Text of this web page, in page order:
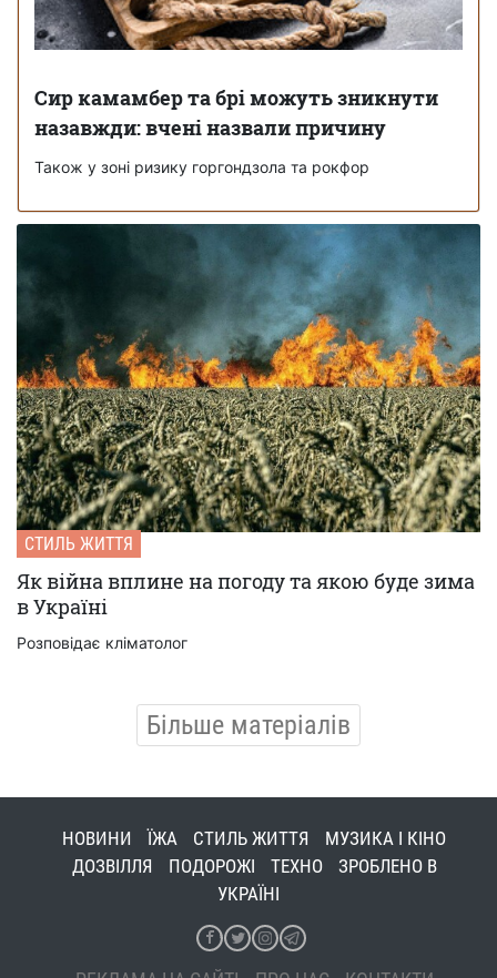
Сир камамбер та брі можуть зникнути
назавжди: вчені назвали причину
Також у зоні ризику горгондзола та рокфор
СТИЛЬ ЖИТТЯ
Як війна вплине на погоду та якою буде зима
в Україні
Розповідає кліматолог
Більше матеріалів
НОВИНИ ЇЖА СТИЛЬ ЖИТТЯ
МУЗИКА І КІНО
ДОЗВІЛЛЯ
ПОДОРОЖІ ТЕХНО
ЗРОБЛЕНО В
УКРАЇНІ